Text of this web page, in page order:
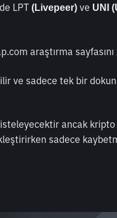
LPT (Livepeer) ve UNI
araştırma
ve sadece tek bir
ancak kripto
sadece